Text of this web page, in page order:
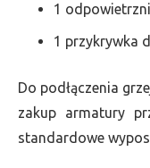
1
1 przykrywka
Do podłączenia
zakup armatury
standardowe